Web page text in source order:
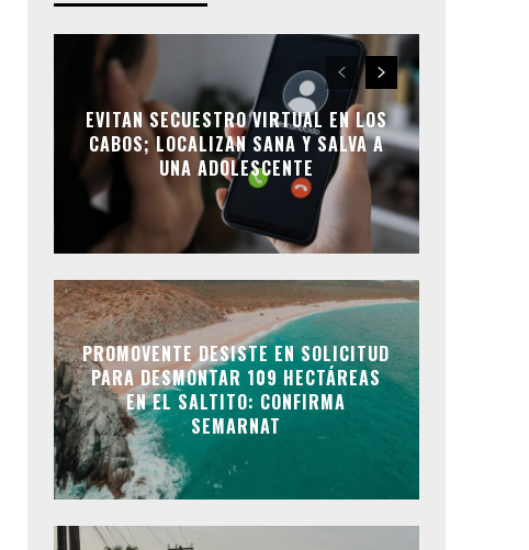
EVITAN SECUESTRO VIRTUAL EN LOS
CABOS; LOCALIZAN SANA Y SALVA A
UNA ADOLESCENTE
PROMOVENTE DESISTE EN SOLICITUD
PARA DESMONTAR 109 HECTÁREAS
EN EL SALTITO: CONFIRMA
SEMARNAT